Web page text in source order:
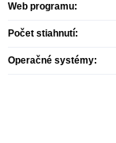
Web programu:
Počet stiahnutí:
Operačné systémy: